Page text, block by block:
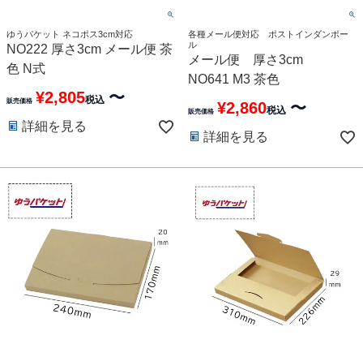
ゆうパケット ネコポス3cm対応
NO222 厚さ3cm メール便 茶
色 N式
販売価格 ¥2,805税込 〜
詳細を見る
各種メール便対応 ポストインダンボー
ル
メール便 厚さ3cm
NO641 M3 茶色
販売価格 ¥2,860税込 〜
詳細を見る